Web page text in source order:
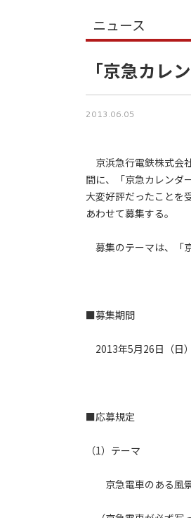
ニュース
「京急カレ
2013.06.05
京浜急行電鉄株式会
間に、「京急カレンダ
大変好評だったことを
あわせて募集する。
募集のテーマは、「
■募集期間
2013年5月26日（日
■応募規定
（1）テーマ
京急電車のある風